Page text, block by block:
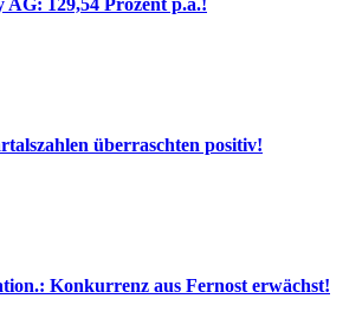
AG: 129,54 Prozent p.a.!
überraschten positiv!
Konkurrenz aus Fernost erwächst!